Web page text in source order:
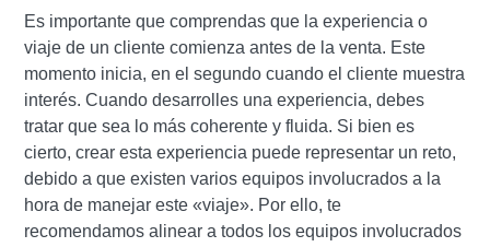
Es importante que comprendas que la experiencia o
viaje de un cliente comienza antes de la venta. Este
momento inicia, en el segundo cuando el cliente muestra
interés. Cuando desarrolles una experiencia, debes
tratar que sea lo más coherente y fluida. Si bien es
cierto, crear esta experiencia puede representar un reto,
debido a que existen varios equipos involucrados a la
hora de manejar este «viaje». Por ello, te
recomendamos alinear a todos los equipos involucrados